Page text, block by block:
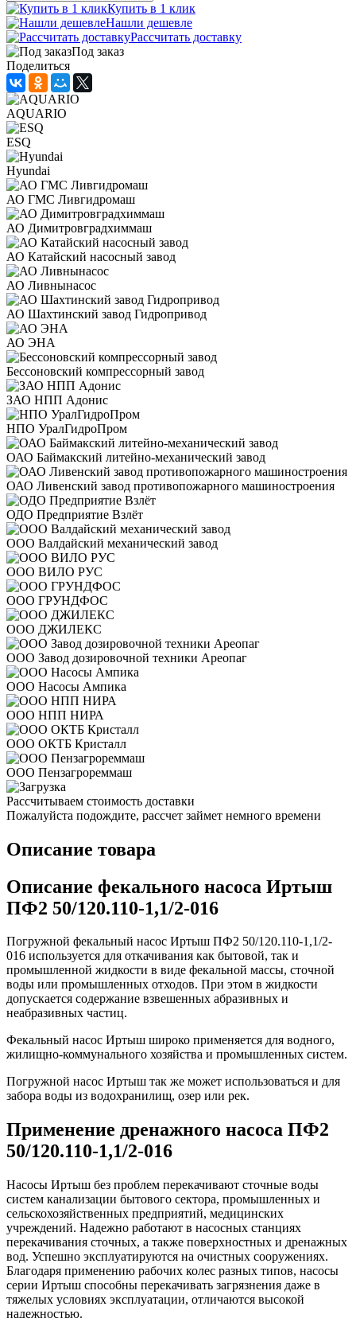
Купить в 1 клик
Нашли дешевле
Рассчитать доставку
Под заказ
Поделиться
AQUARIO
ESQ
Hyundai
АО ГМС Ливгидромаш
АО Димитровградхиммаш
АО Катайский насосный завод
АО Ливнынасос
АО Шахтинский завод Гидропривод
АО ЭНА
Бессоновский компрессорный завод
ЗАО НПП Адонис
НПО УралГидроПром
ОАО Баймакский литейно-механический завод
ОАО Ливенский завод противопожарного машиностроения
ОДО Предприятие Взлёт
ООО Валдайский механический завод
ООО ВИЛО РУС
ООО ГРУНДФОС
ООО ДЖИЛЕКС
ООО Завод дозировочной техники Ареопаг
ООО Насосы Ампика
ООО НПП НИРА
ООО ОКТБ Кристалл
ООО Пензагрореммаш
Рассчитываем стоимость доставки
Пожалуйста подождите, рассчет займет немного времени
Описание товара
Описание фекального насоса Иртыш
ПФ2 50/120.110-1,1/2-016
Погружной фекальный насос Иртыш ПФ2 50/120.110-1,1/2-
016 используется для откачивания как бытовой, так и
промышленной жидкости в виде фекальной массы, сточной
воды или промышленных отходов. При этом в жидкости
допускается содержание взвешенных абразивных и
неабразивных частиц.
Фекальный насос Иртыш широко применяется для водного,
жилищно-коммунального хозяйства и промышленных систем.
Погружной насос Иртыш так же может использоваться и для
забора воды из водохранилищ, озер или рек.
Применение дренажного насоса ПФ2
50/120.110-1,1/2-016
Насосы Иртыш без проблем перекачивают сточные воды
систем канализации бытового сектора, промышленных и
сельскохозяйственных предприятий, медицинских
учреждений. Надежно работают в насосных станциях
перекачивания сточных, а также поверхностных и дренажных
вод. Успешно эксплуатируются на очистных сооружениях.
Благодаря применению рабочих колес разных типов, насосы
серии Иртыш способны перекачивать загрязнения даже в
тяжелых условиях эксплуатации, отличаются высокой
надежностью.